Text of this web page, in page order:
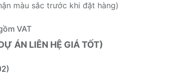
màu sắc trước khi đặt hàng)
VAT
ÁN LIÊN HỆ GIÁ TỐT)